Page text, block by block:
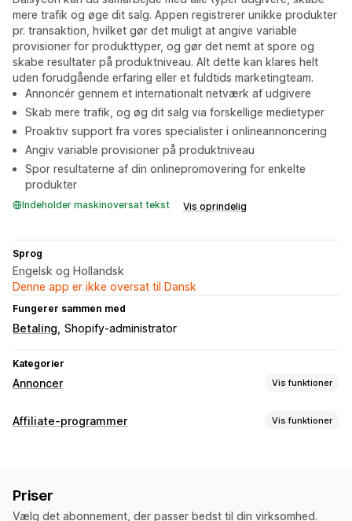
mere trafik og øge dit salg. Appen registrerer unikke produkter
pr. transaktion, hvilket gør det muligt at angive variable
provisioner for produkttyper, og gør det nemt at spore og
skabe resultater på produktniveau. Alt dette kan klares helt
uden forudgående erfaring eller et fuldtids marketingteam.
Annoncér gennem et internationalt netværk af udgivere
Skab mere trafik, og øg dit salg via forskellige medietyper
Proaktiv support fra vores specialister i onlineannoncering
Angiv variable provisioner på produktniveau
Spor resultaterne af din onlinepromovering for enkelte
produkter
Indeholder maskinoversat tekst Vis oprindelig
Sprog
Engelsk og Hollandsk
Denne app er ikke oversat til Dansk
Fungerer sammen med
Betaling Shopify-administrator
Kategorier
Annoncer Vis funktioner
Målretning
Kampagneadministration
Automatiserede kampagner
Mail
Influencere og affiliates
Affiliate-programmer Vis funktioner
Markedsføring på flere niveauer
Produktkommission Fordele på flere niveauer
Priser
Vælg det abonnement, der passer bedst til din virksomhed.